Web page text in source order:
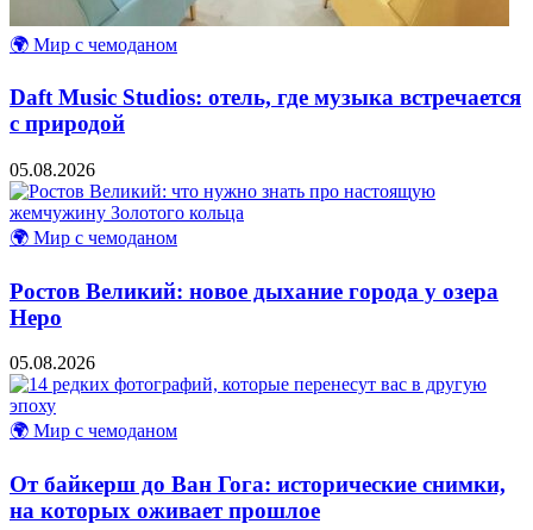
🌍 Мир с чемоданом
Daft Music Studios: отель, где музыка встречается
с природой
05.08.2026
🌍 Мир с чемоданом
Ростов Великий: новое дыхание города у озера
Неро
05.08.2026
🌍 Мир с чемоданом
От байкерш до Ван Гога: исторические снимки,
на которых оживает прошлое